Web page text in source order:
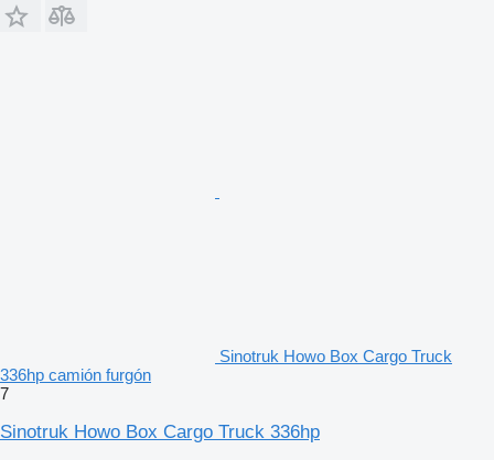
Sinotruk Howo Box Cargo Truck
336hp camión furgón
7
Sinotruk Howo Box Cargo Truck 336hp